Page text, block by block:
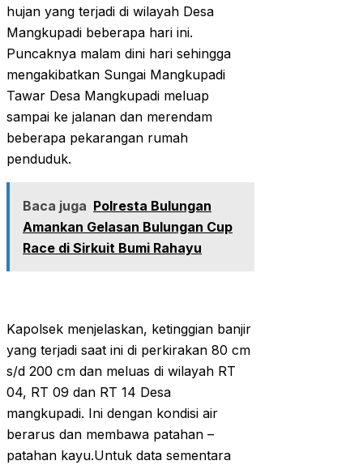
hujan yang terjadi di wilayah Desa
Mangkupadi beberapa hari ini.
Puncaknya malam dini hari sehingga
mengakibatkan Sungai Mangkupadi
Tawar Desa Mangkupadi meluap
sampai ke jalanan dan merendam
beberapa pekarangan rumah
penduduk.
Baca juga Polresta Bulungan
Amankan Gelasan Bulungan Cup
Race di Sirkuit Bumi Rahayu
Kapolsek menjelaskan, ketinggian banjir
yang terjadi saat ini di perkirakan 80 cm
s/d 200 cm dan meluas di wilayah RT
04, RT 09 dan RT 14 Desa
mangkupadi. Ini dengan kondisi air
berarus dan membawa patahan –
patahan kayu.Untuk data sementara